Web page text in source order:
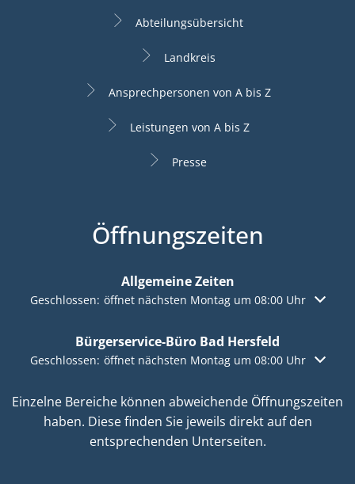
Abteilungsübersicht
Landkreis
Ansprechpersonen von A bis Z
Leistungen von A bis Z
Presse
Öffnungszeiten
Allgemeine Zeiten
Klicken, um weitere Öffnungs- oder Schließzeiten
Geschlossen: öffnet nächsten Montag um 08:00 Uhr
Bürgerservice-Büro Bad Hersfeld
Klicken, um weitere Öffnungs- oder Schließzeiten
Geschlossen: öffnet nächsten Montag um 08:00 Uhr
Einzelne Bereiche können abweichende Öffnungszeiten
haben. Diese finden Sie jeweils direkt auf den
entsprechenden Unterseiten.